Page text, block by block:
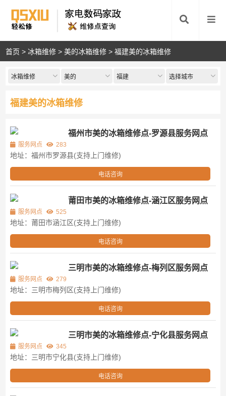
首页 >冰箱维修 >美的冰箱维修 >福建美的冰箱维修
冰箱维修 美的 福建 选择城市
福建美的冰箱维修
福州市美的冰箱维修点-罗源县服务网点
服务网点 283
地址：福州市罗源县(支持上门维修)
电话咨询
莆田市美的冰箱维修点-涵江区服务网点
服务网点 525
地址：莆田市涵江区(支持上门维修)
电话咨询
三明市美的冰箱维修点-梅列区服务网点
服务网点 279
地址：三明市梅列区(支持上门维修)
电话咨询
三明市美的冰箱维修点-宁化县服务网点
服务网点 345
地址：三明市宁化县(支持上门维修)
电话咨询